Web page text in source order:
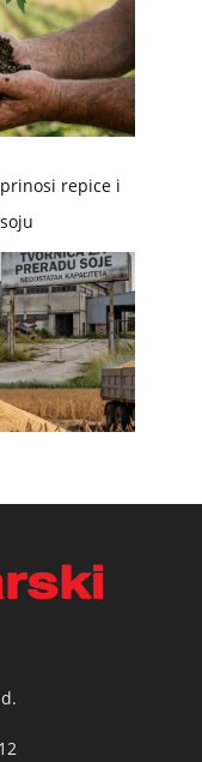
repice i